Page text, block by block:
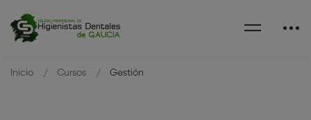
Inicio Cursos Gestión